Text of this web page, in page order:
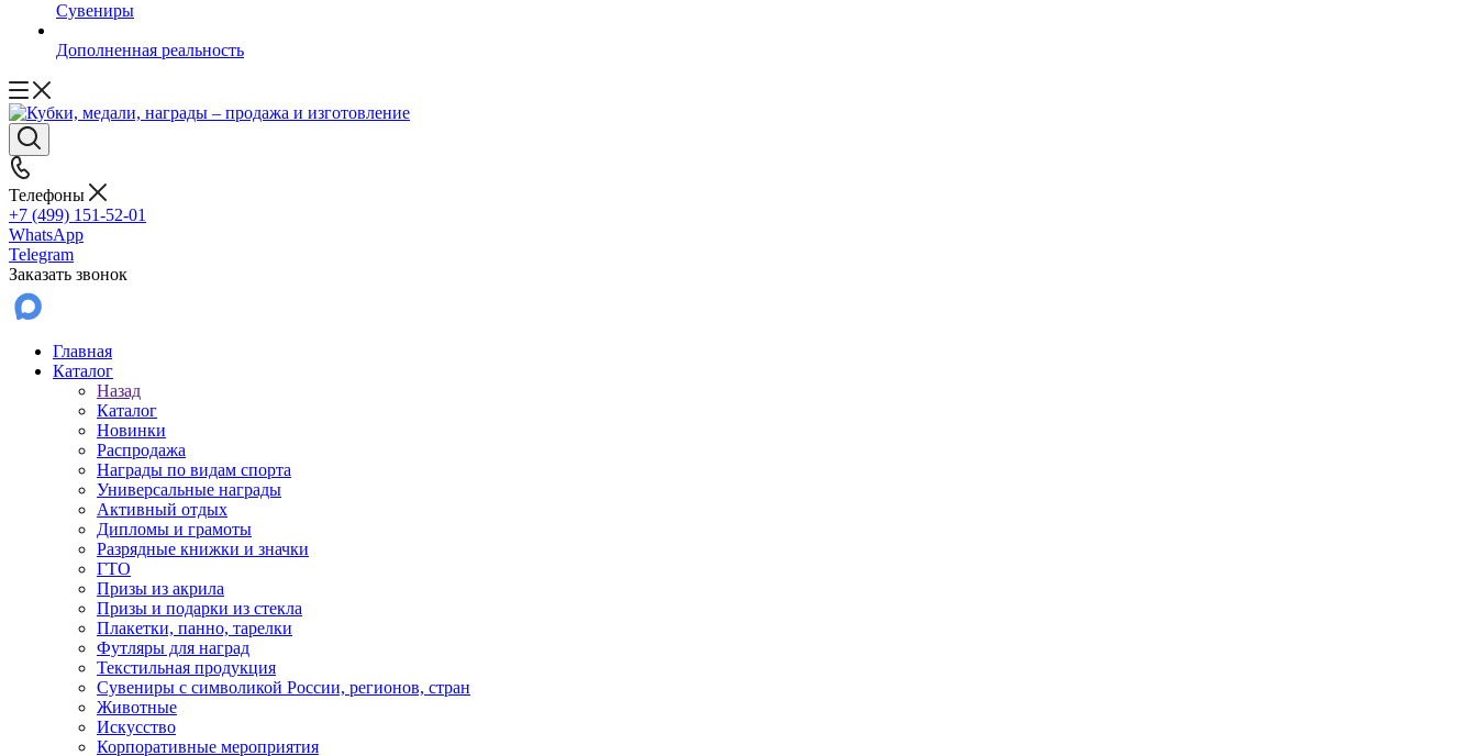
Сувениры
Дополненная реальность
Телефоны
+7 (499) 151-52-01
WhatsApp
Telegram
Заказать звонок
Главная
Каталог
Назад
Каталог
Новинки
Распродажа
Награды по видам спорта
Универсальные награды
Активный отдых
Дипломы и грамоты
Разрядные книжки и значки
ГТО
Призы из акрила
Призы и подарки из стекла
Плакетки, панно, тарелки
Футляры для наград
Текстильная продукция
Сувениры с символикой России, регионов, стран
Животные
Искусство
Корпоративные мероприятия